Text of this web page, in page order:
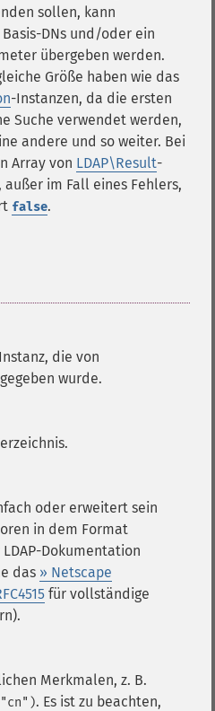
sollen, kann
DNs und/oder ein
übergeben werden.
Größe haben wie das
-Instanzen, da die ersten
Suche verwendet werden,
andere und so weiter. Bei
Array von LDAP\Result-
im Fall eines Fehlers,
false.
Instanz, die von
wurde.
oder erweitert sein
in dem Format
Dokumentation
das » Netscape
für vollständige
Merkmalen, z. B.
. Es ist zu beachten,